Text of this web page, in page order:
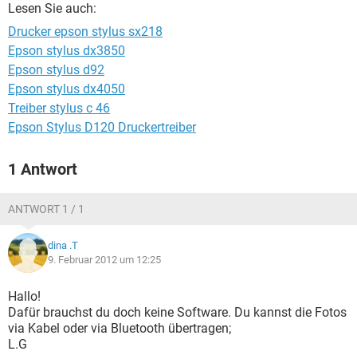
Lesen Sie auch:
Drucker epson stylus sx218
Epson stylus dx3850
Epson stylus d92
Epson stylus dx4050
Treiber stylus c 46
Epson Stylus D120 Druckertreiber
1 Antwort
ANTWORT 1 / 1
dina .T
9. Februar 2012 um 12:25
Hallo!
Dafür brauchst du doch keine Software. Du kannst die Fotos
via Kabel oder via Bluetooth übertragen;
L.G